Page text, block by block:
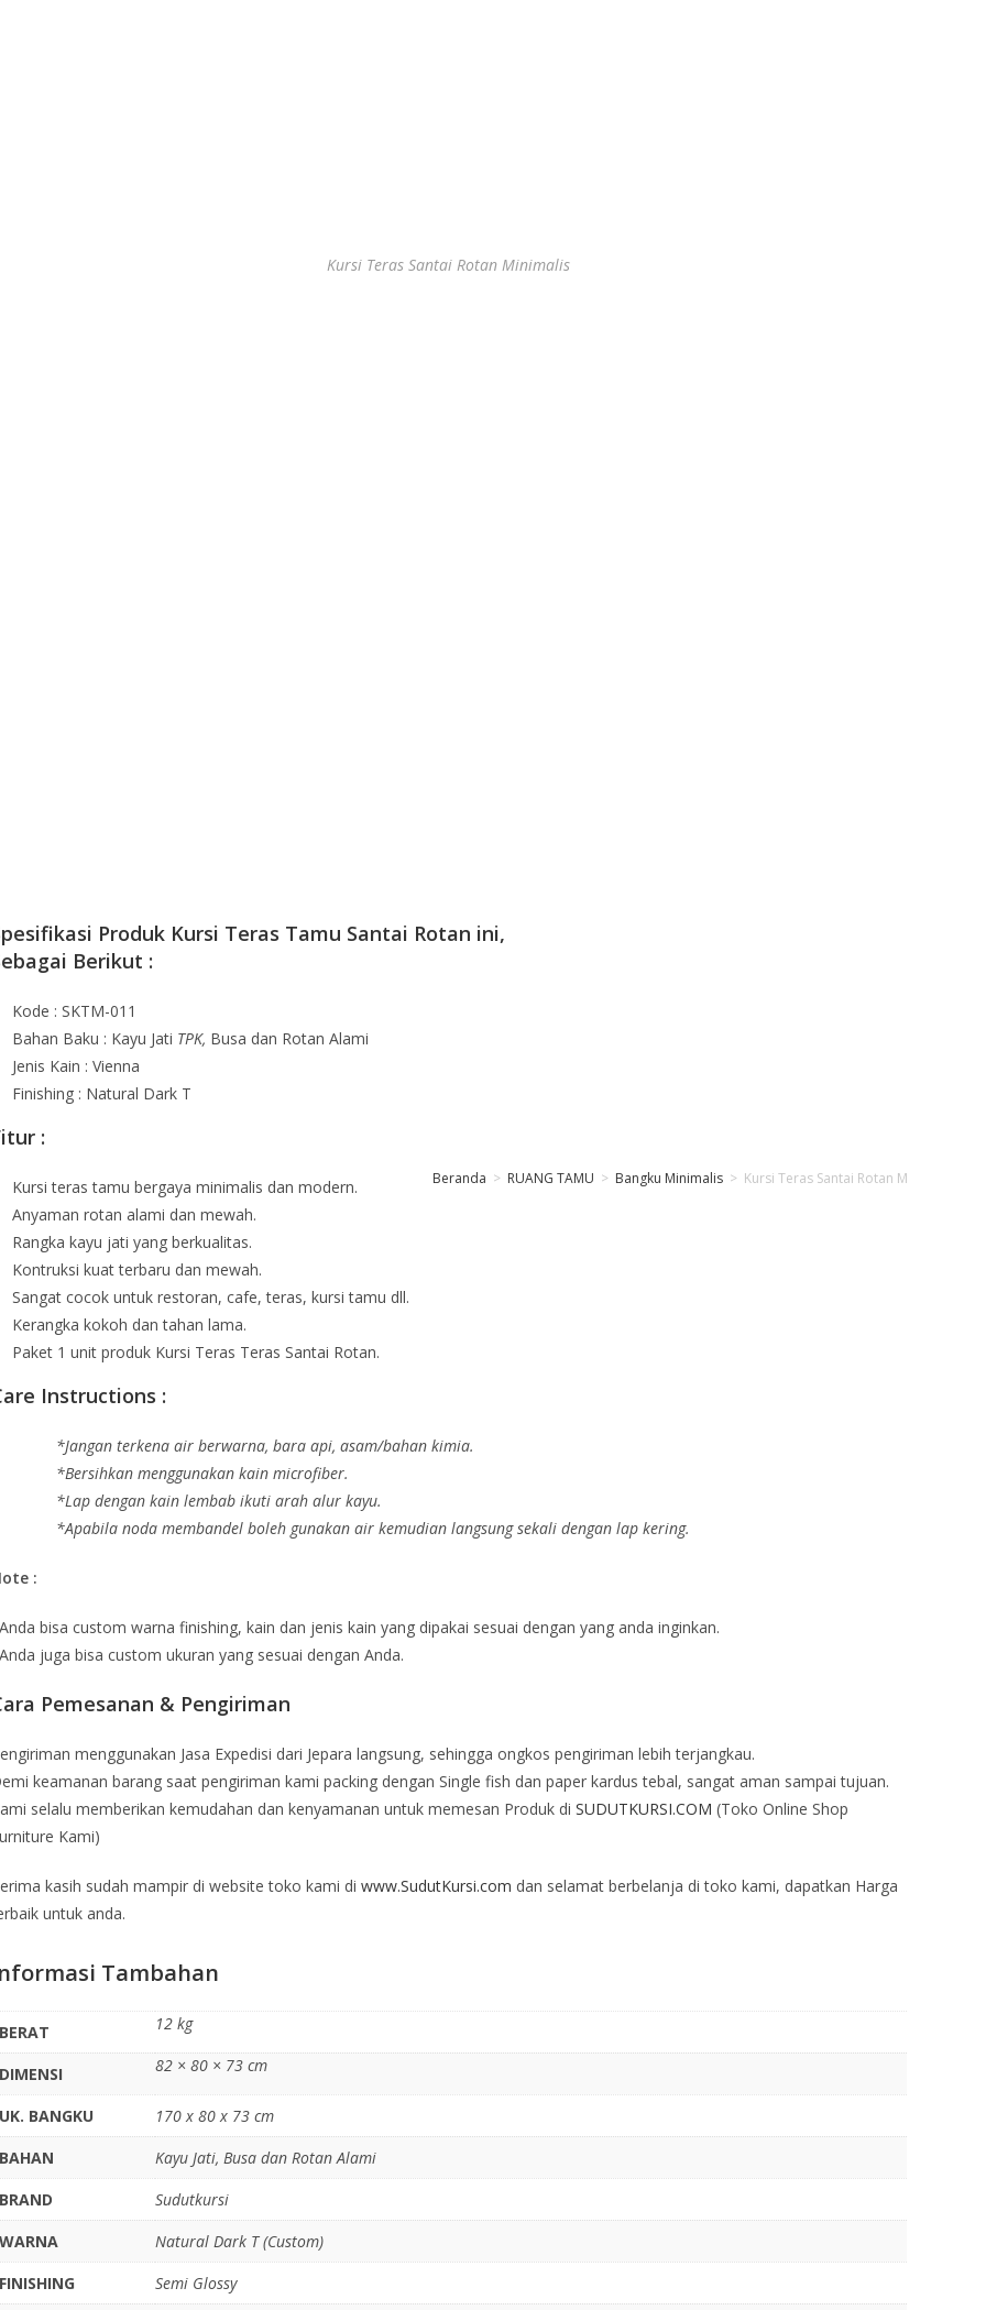
Beranda > RUANG TAMU > Bangku Minimalis > Kursi Teras Santai Rotan Minimalis
Kursi Teras Santai Rotan Minimalis
Produk Kursi Teras Tamu Santai Rotan ini,
Berikut :
Kode : SKTM-011
Bahan Baku : Kayu Jati TPK, Busa dan Rotan Alami
Jenis Kain : Vienna
Finishing : Natural Dark T
:
Kursi teras tamu bergaya minimalis dan modern.
Anyaman rotan alami dan mewah.
Rangka kayu jati yang berkualitas.
Kontruksi kuat terbaru dan mewah.
Sangat cocok untuk restoran, cafe, teras, kursi tamu dll.
Kerangka kokoh dan tahan lama.
Paket 1 unit produk Kursi Teras Teras Santai Rotan.
Instructions :
*Jangan terkena air berwarna, bara api, asam/bahan kimia.
*Bersihkan menggunakan kain microfiber.
*Lap dengan kain lembab ikuti arah alur kayu.
*Apabila noda membandel boleh gunakan air kemudian langsung sekali dengan lap kering.
:
bisa custom warna finishing, kain dan jenis kain yang dipakai sesuai dengan yang anda inginkan.
juga bisa custom ukuran yang sesuai dengan Anda.
Pemesanan & Pengiriman
menggunakan Jasa Expedisi dari Jepara langsung, sehingga ongkos pengiriman lebih terjangkau.
keamanan barang saat pengiriman kami packing dengan Single fish dan paper kardus tebal, sangat aman sampai tujuan.
selalu memberikan kemudahan dan kenyamanan untuk memesan Produk di SUDUTKURSI.COM (Toko Online Shop
Kami)
kasih sudah mampir di website toko kami di www.SudutKursi.com dan selamat berbelanja di toko kami, dapatkan Harga
untuk anda.
Tambahan
BERAT 12 kg
DIMENSI 82 × 80 × 73 cm
UK. BANGKU
170 x 80 x 73 cm
BAHAN
Kayu Jati, Busa dan Rotan Alami
BRAND
Sudutkursi
WARNA
Natural Dark T (Custom)
FINISHING
Semi Glossy